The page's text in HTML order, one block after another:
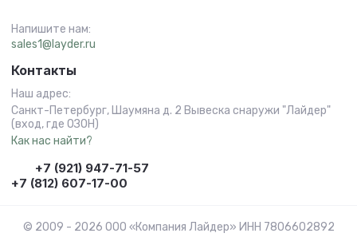
Напишите нам:
sales1@layder.ru
Контакты
Наш адрес:
Санкт-Петербург, Шаумяна д. 2 Вывеска снаружи "Лайдер"
(вход, где ОЗОН)
Как нас найти?
+7 (921) 947-71-57
+7 (812) 607-17-00
© 2009 - 2026 ООО «Компания Лайдер» ИНН 7806602892